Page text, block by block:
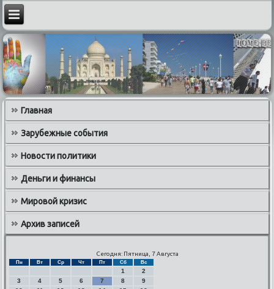
Главная
Зарубежные события
Новости политики
Деньги и финансы
Мировой кризис
Архив записей
Сегодня: Пятница, 7 Августа
Пн Вт Ср Чт Пт Сб Вс
1
2
3
4 5 6 7 8
9